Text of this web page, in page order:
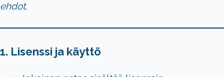
ehdot.
1. Lisenssi ja käyttö